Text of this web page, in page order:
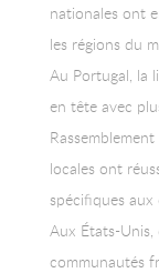
nationales ont
les régions du
Au Portugal, la
en tête avec
locales ont
spécifiques aux
Aux États-
communautés